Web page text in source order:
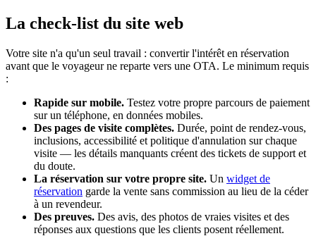
La check-list du site web
Votre site n'a qu'un seul travail : convertir l'intérêt en réservation
avant que le voyageur ne reparte vers une OTA. Le minimum requis
:
Rapide sur mobile. Testez votre propre parcours de paiement
sur un téléphone, en données mobiles.
Des pages de visite complètes. Durée, point de rendez-vous,
inclusions, accessibilité et politique d'annulation sur chaque
visite — les détails manquants créent des tickets de support et
du doute.
La réservation sur votre propre site. Un widget de
réservation garde la vente sans commission au lieu de la céder
à un revendeur.
Des preuves. Des avis, des photos de vraies visites et des
réponses aux questions que les clients posent réellement.